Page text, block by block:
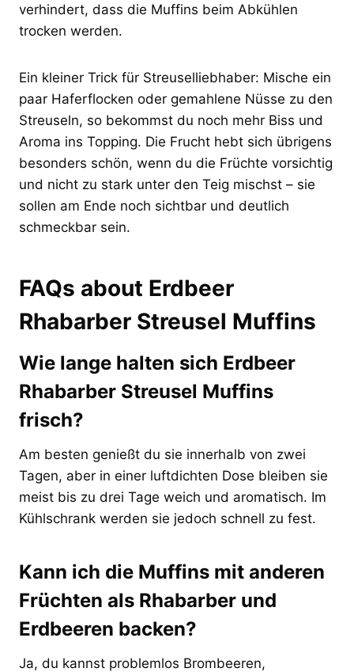
verhindert, dass die Muffins beim Abkühlen
trocken werden.
Ein kleiner Trick für Streuselliebhaber: Mische ein
paar Haferflocken oder gemahlene Nüsse zu den
Streuseln, so bekommst du noch mehr Biss und
Aroma ins Topping. Die Frucht hebt sich übrigens
besonders schön, wenn du die Früchte vorsichtig
und nicht zu stark unter den Teig mischst – sie
sollen am Ende noch sichtbar und deutlich
schmeckbar sein.
FAQs about Erdbeer
Rhabarber Streusel Muffins
Wie lange halten sich Erdbeer
Rhabarber Streusel Muffins
frisch?
Am besten genießt du sie innerhalb von zwei
Tagen, aber in einer luftdichten Dose bleiben sie
meist bis zu drei Tage weich und aromatisch. Im
Kühlschrank werden sie jedoch schnell zu fest.
Kann ich die Muffins mit anderen
Früchten als Rhabarber und
Erdbeeren backen?
Ja, du kannst problemlos Brombeeren,